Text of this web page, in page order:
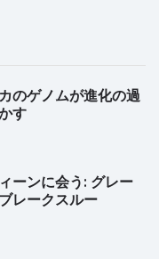
のゲノムが進化の過
す
ーンに会う: グレー
レークスルー